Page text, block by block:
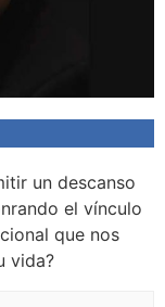
un descanso
el vínculo
que nos
vida?